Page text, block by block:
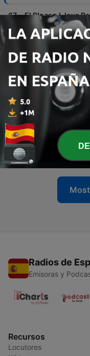
67 - El RIncon L love
15/02/2024
17 mar. 2024
66 - El RIncon L love
13/02/2024
17 mar. 2024
65
El RIncon L love
12/02/2024
17 mar. 2024
64 - El RIncon L love
10/02/2024
17 mar. 2024
Radios de
Emisoras y
Recursos
Locutores